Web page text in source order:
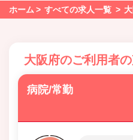
ホーム すべての求人一覧
大阪府のご利用者
病院/常勤